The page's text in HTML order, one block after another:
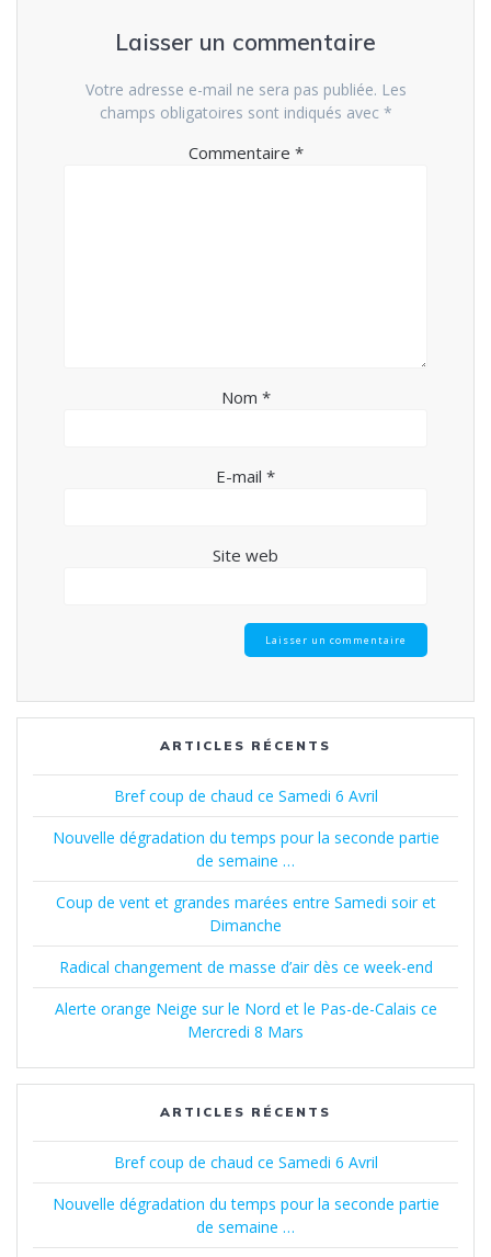
Laisser un commentaire
Votre adresse e-mail ne sera pas publiée. Les
champs obligatoires sont indiqués avec *
Commentaire *
Nom *
E-mail *
Site web
ARTICLES RÉCENTS
Bref coup de chaud ce Samedi 6 Avril
Nouvelle dégradation du temps pour la seconde partie
de semaine …
Coup de vent et grandes marées entre Samedi soir et
Dimanche
Radical changement de masse d’air dès ce week-end
Alerte orange Neige sur le Nord et le Pas-de-Calais ce
Mercredi 8 Mars
ARTICLES RÉCENTS
Bref coup de chaud ce Samedi 6 Avril
Nouvelle dégradation du temps pour la seconde partie
de semaine …